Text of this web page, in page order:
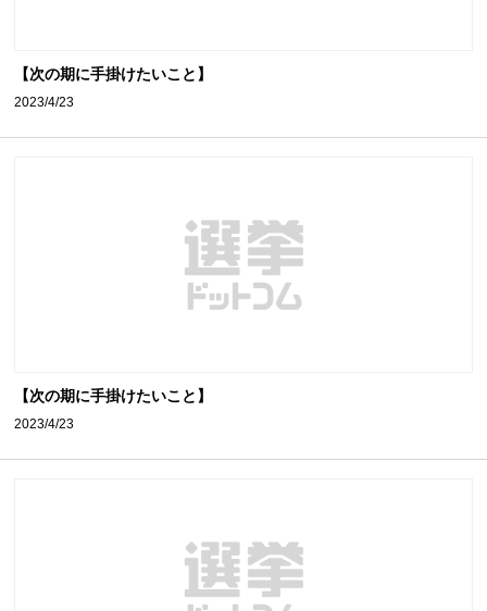
【次の期に手掛けたいこと】
2023/4/23
【次の期に手掛けたいこと】
2023/4/23